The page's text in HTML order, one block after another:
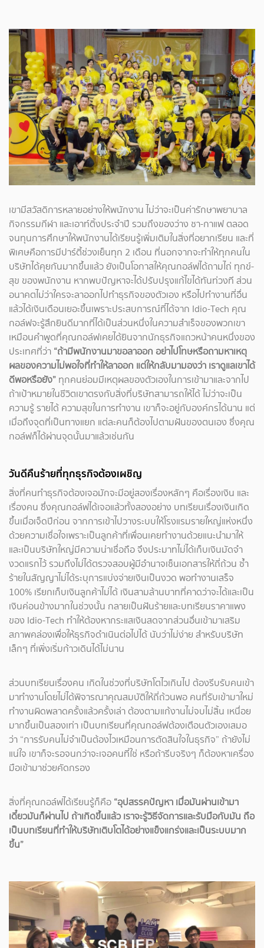
เขามีสวัสดิการหลายอย่างให้พนักงาน ไม่ว่าจะเป็นค่ารักษาพยาบาล
กิจกรรมกีฬา และเอาท์ติ้งประจำปี รวมถึงของว่าง ชา-กาแฟ ตลอด
จนทุนการศึกษาให้พนักงานได้เรียนรู้เพิ่มเติมในสิ่งที่อยากเรียน และที่
พิเศษคือการมีปาร์ตี้ช่วงเย็นทุก 2 เดือน ที่นอกจากจะทำให้ทุกคนใน
บริษัทได้คุยกันมากขึ้นแล้ว ยังเป็นโอกาสให้คุณกอล์ฟได้ถามไถ่ ทุกข์-
สุข ของพนักงาน หากพบปัญหาจะได้ปรับปรุงแก้ไขได้ทันท่วงที ส่วน
อนาคตไม่ว่าใครจะลาออกไปทำธุรกิจของตัวเอง หรือไปทำงานที่อื่น
แล้วได้เงินเดือนเยอะขึ้นเพราะประสบการณ์ที่ได้จาก Idio-Tech คุณ
กอล์ฟจะรู้สึกยินดีมากที่ได้เป็นส่วนหนึ่งในความสำเร็จของพวกเขา
เหมือนคำพูดที่คุณกอล์ฟเคยได้ยินจากนักธุรกิจแถวหน้าคนหนึ่งของ
ประเทศที่ว่า “ถ้ามีพนักงานมาขอลาออก อย่าไปโทษหรือถามหาเหตุ
ผลของความไม่พอใจที่ทำให้ลาออก แต่ให้กลับมามองว่า เราดูแลเขาได้
ดีพอหรือยัง” ทุกคนย่อมมีเหตุผลของตัวเองในการเข้ามาและจากไป
ถ้าเป้าหมายในชีวิตเขาตรงกับสิ่งที่บริษัทสามารถให้ได้ ไม่ว่าจะเป็น
ความรู้ รายได้ ความสุขในการทำงาน เขาก็จะอยู่กับองค์กรได้นาน แต่
เมื่อถึงจุดที่เป็นทางแยก แต่ละคนก็ต้องไปตามฝันของตนเอง ซึ่งคุณ
กอล์ฟก็ได้ผ่านจุดนั้นมาแล้วเช่นกัน
วันดีคืนร้ายที่ทุกธุรกิจต้องเผชิญ
สิ่งที่คนทำธุรกิจต้องเจอมักจะมีอยู่สองเรื่องหลักๆ คือเรื่องเงิน และ
เรื่องคน ซึ่งคุณกอล์ฟได้เจอแล้วทั้งสองอย่าง บทเรียนเรื่องเงินเกิด
ขึ้นเมื่อเจ็ดปีก่อน จากการเข้าไปวางระบบให้โรงแรมรายใหญ่แห่งหนึ่ง
ด้วยความเชื่อใจเพราะเป็นลูกค้าที่เพื่อนเคยทำงานด้วยแนะนำมาให้
และเป็นบริษัทใหญ่มีความน่าเชื่อถือ จึงประมาทไม่ได้เก็บเงินมัดจำ
งวดแรกไว้ รวมถึงไม่ได้ตรวจสอบผู้มีอำนาจเซ็นเอกสารให้ถี่ถ้วน ซ้ำ
ร้ายในสัญญาไม่ได้ระบุการแบ่งจ่ายเงินเป็นงวด พอทำงานเสร็จ
100% เรียกเก็บเงินลูกค้าไม่ได้ เงินสามล้านบาทที่คาดว่าจะได้และเป็น
เงินค่อนข้างมากในช่วงนั้น กลายเป็นฝันร้ายและบทเรียนราคาแพง
ของ Idio-Tech ทำให้ต้องหากระแสเงินสดจากส่วนอื่นเข้ามาเสริม
สภาพคล่องเพื่อให้ธุรกิจดำเนินต่อไปได้ นับว่าไม่ง่าย สำหรับบริษัท
เล็กๆ ที่เพิ่งเริ่มก้าวเดินได้ไม่นาน
ส่วนบทเรียนเรื่องคน เกิดในช่วงที่บริษัทโตไวเกินไป ต้องรีบรับคนเข้า
มาทำงานโดยไม่ได้พิจารณาคุณสมบัติให้ถี่ถ้วนพอ คนที่รับเข้ามาใหม่
ทำงานผิดพลาดครั้งแล้วครั้งเล่า ต้องตามแก้งานไม่จบไม่สิ้น เหนื่อย
มากขึ้นเป็นสองเท่า เป็นบทเรียนที่คุณกอล์ฟต้องเตือนตัวเองเสมอ
ว่า “การรับคนไม่จำเป็นต้องไวเหมือนการตัดสินใจในธุรกิจ” ถ้ายังไม่
แน่ใจ เขาก็จะรอจนกว่าจะเจอคนที่ใช่ หรือถ้ารีบจริงๆ ก็ต้องหาเครื่อง
มือเข้ามาช่วยคัดกรอง
สิ่งที่คุณกอล์ฟได้เรียนรู้ก็คือ “อุปสรรคปัญหา เมื่อมันผ่านเข้ามา
เดี๋ยวมันก็ผ่านไป ถ้าเกิดขึ้นแล้ว เราจะรู้วิธีจัดการและรับมือกับมัน ถือ
เป็นบทเรียนที่ทำให้บริษัทเติบโตได้อย่างแข็งแกร่งและเป็นระบบมาก
ขึ้น”